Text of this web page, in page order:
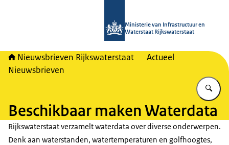
Ministerie van Infrastructuur en
Waterstaat Rijkswaterstaat
Nieuwsbrieven Rijkswaterstaat
Actueel
Nieuwsbrieven
Beschikbaar maken Waterdata
Rijkswaterstaat verzamelt waterdata over diverse onderwerpen.
Denk aan waterstanden, watertemperaturen en golfhoogtes,